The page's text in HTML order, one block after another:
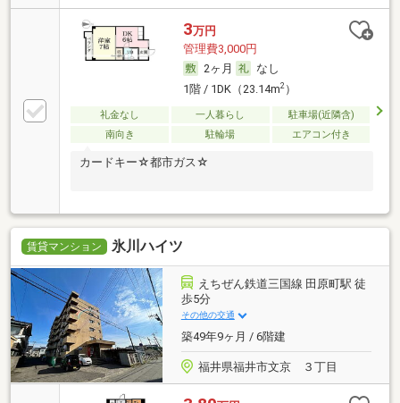
3万円
管理費3,000円
2ヶ月
なし
1階 / 1DK（23.14m2）
礼金なし 一人暮らし
駐車場(近隣含)
南向き
駐輪場 エアコン付き
カードキー☆都市ガス☆
賃貸マンション 氷川ハイツ
えちぜん鉄道三国線 田原町駅 徒
歩5分
その他の交通
築49年9ヶ月 / 6階建
福井県福井市文京 ３丁目